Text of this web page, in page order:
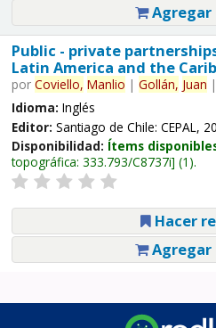
Agregar
Public - private
Latin America and the
por Coviello, Manlio | Gollán, Juan |
Idioma: Inglés
Editor: Santiago de Chile: CEPAL,
Disponibilidad: Ítems
topográfica: 333.793/C8737i (1).
Hacer
Agregar